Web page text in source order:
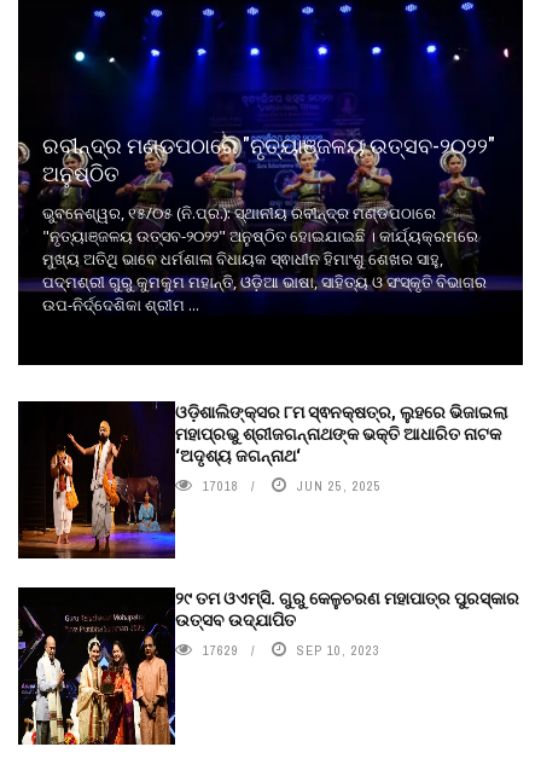
ରବୀନ୍ଦ୍ର ମଣ୍ଡପଠାରେ "ନୃତ୍ୟାଞ୍ଜଳୟ ଉତ୍ସବ-୨୦୨୨"
ଅନୁଷ୍ଠିତ
ଭୁବନେଶ୍ୱର, ୧୫/୦୫ (ନି.ପ୍ର.): ସ୍ଥାନୀୟ ରବୀନ୍ଦ୍ର ମଣ୍ଡପଠାରେ
"ନୃତ୍ୟାଞ୍ଜଳୟ ଉତ୍ସବ-୨୦୨୨" ଅନୁଷ୍ଠିତ ହୋଇଯାଇଛି । କାର୍ଯ୍ୟକ୍ରମରେ
ମୁଖ୍ୟ ଅତିଥି ଭାବେ ଧର୍ମଶାଳା ବିଧାୟକ ସ୍ଵାଧୀନ ହିମାଂଶୁ ଶେଖର ସାହୁ,
ପଦ୍ମଶ୍ରୀ ଗୁରୁ କୁମକୁମ ମହାନ୍ତି, ଓଡ଼ିଆ ଭାଷା, ସାହିତ୍ୟ ଓ ସଂସ୍କୃତି ବିଭାଗର
ଉପ-ନିର୍ଦ୍ଦେଶିକା ଶ୍ରୀମ ...
ଓଡ଼ିଶାଲିଙ୍କ୍ସର ୮ମ ସ୍ଵନକ୍ଷତ୍ର, ଲୁହରେ ଭିଜାଇଲା
ମହାପ୍ରଭୁ ଶ୍ରୀଜଗନ୍ନାଥଙ୍କ ଭକ୍ତି ଆଧାରିତ ନାଟକ
‘ଅଦୃଶ୍ୟ ଜଗନ୍ନାଥ‘
17018 JUN 25, 2025
୨୯ ତମ ଓଏମ୍‌ସି. ଗୁରୁ କେଳୁଚରଣ ମହାପାତ୍ର ପୁରସ୍କାର
ଉତ୍ସବ ଉଦ୍‍ଯାପିତ
17629 SEP 10, 2023